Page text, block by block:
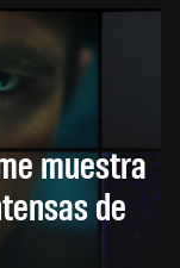
muestra
de